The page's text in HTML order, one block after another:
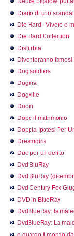
Deuce bigalow:
Diario di uno
Die Hard - Vivere o
Die Hard Collection
Disturbia
Diventeranno famosi
Dog soldiers
Dogma
Dogville
Doom
Dopo il matrimonio
Doppia Ipotesi Per
Dreamgirls
Due per un delitto
Dvd BluRay
Dvd BluRay
Dvd Century Fox
DVD in BlueRay
DvdBlueRay: la
DvdBlueRay: La
e guardo il mondo